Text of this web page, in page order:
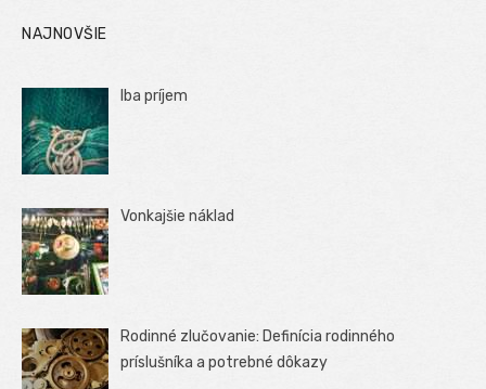
NAJNOVŠIE
Iba príjem
Vonkajšie náklad
Rodinné zlučovanie: Definícia rodinného
príslušníka a potrebné dôkazy